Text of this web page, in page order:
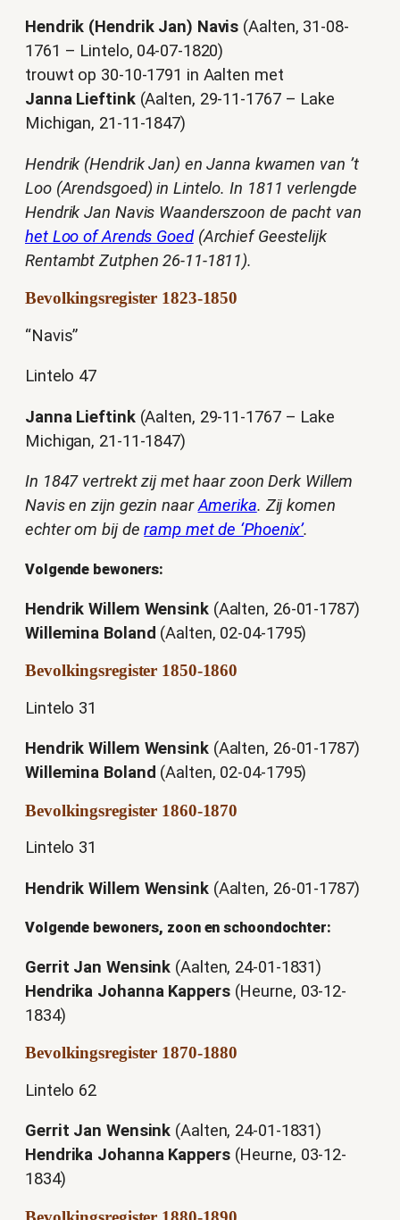
Hendrik (Hendrik Jan) Navis (Aalten, 31-08-
1761 – Lintelo, 04-07-1820)
trouwt op 30-10-1791 in Aalten met
Janna Lieftink(Aalten, 29-11-1767 – Lake
Michigan, 21-11-1847)
Hendrik (Hendrik Jan) en Janna kwamen van ’t
Loo (Arendsgoed) in Lintelo. In 1811 verlengde
Hendrik Jan Navis Waanderszoon de pacht van
het Loo of Arends Goed(Archief Geestelijk
Rentambt Zutphen 26-11-1811).
Bevolkingsregister 1823-1850
“Navis”
Lintelo 47
Janna Lieftink(Aalten, 29-11-1767 – Lake
Michigan, 21-11-1847)
In 1847 vertrekt zij met haar zoon Derk Willem
Navis en zijn gezin naarAmerika. Zij komen
echter om bij deramp met de ‘Phoenix’.
Volgende bewoners:
Hendrik Willem Wensink(Aalten, 26-01-1787)
Willemina Boland (Aalten, 02-04-1795)
Bevolkingsregister 1850-1860
Lintelo 31
Hendrik Willem Wensink(Aalten, 26-01-1787)
Willemina Boland (Aalten, 02-04-1795)
Bevolkingsregister 1860-1870
Lintelo 31
Hendrik Willem Wensink(Aalten, 26-01-1787)
Volgende bewoners, zoon en schoondochter:
Gerrit Jan Wensink (Aalten, 24-01-1831)
Hendrika Johanna Kappers(Heurne, 03-12-
1834)
Bevolkingsregister 1870-1880
Lintelo 62
Gerrit Jan Wensink (Aalten, 24-01-1831)
Hendrika Johanna Kappers(Heurne, 03-12-
1834)